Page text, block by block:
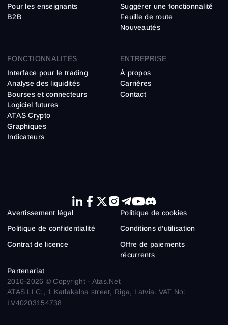
FONCTIONNALITÉS
Interface pour le trading
Analyse des liquidités
Bourses et connecteurs
Logiciel futures
ATAS Crypto
Graphiques
Indicateurs
Pour les enseignants
B2B
Suggérer une fonctionnalité
Feuille de route
Nouveautés
ENTREPRISE
À propos
Carrières
Contact
2010-2026 © Copyright - Atas.Net
ATAS LLC., 1 Katlakalna street, Riga, Latvia. VAT No:
LV40203154738
Avertissement légal
Politique de cookies
Politique de confidentialité
Conditions d’utilisation
Contrat de licence
Offre de paiements
récurrents
Partenariat